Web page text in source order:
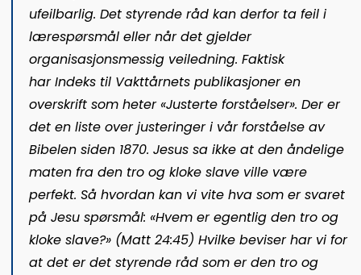
ufeilbarlig. Det styrende råd kan derfor ta feil i
lærespørsmål eller når det gjelder
organisasjonsmessig veiledning. Faktisk
harIndeks til Vakttårnets publikasjoneren
overskrift som heter «Justerte forståelser». Der er
det en liste over justeringer i vår forståelse av
Bibelen siden 1870. Jesus sa ikke at den åndelige
maten fra den tro og kloke slave ville være
perfekt. Så hvordan kan vi vite hva som er svaret
på Jesu spørsmål: «Hvem er egentlig den tro og
kloke slave?» (Matt 24:45) Hvilke beviser har vi for
at det er det styrende råd som er den tro og